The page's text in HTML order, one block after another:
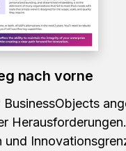
nach vorne
und